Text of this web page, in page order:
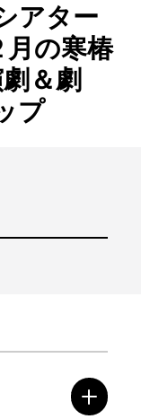
アター
月の寒椿
＆劇
プ